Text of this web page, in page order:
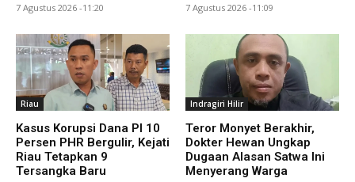
7 Agustus 2026 -11:20 7 Agustus 2026 -11:09
Riau
Kasus Korupsi Dana PI 10
Persen PHR Bergulir, Kejati
Riau Tetapkan 9
Tersangka Baru
Indragiri Hilir
Teror Monyet Berakhir,
Dokter Hewan Ungkap
Dugaan Alasan Satwa Ini
Menyerang Warga